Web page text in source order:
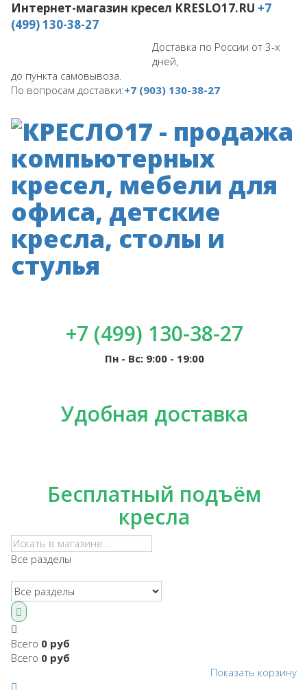
Интернет-магазин кресел KRESLO17.RU +7
(499) 130-38-27
Доставка по России от 3-х
дней,
до пункта самовывоза.
По вопросам доставки:+7 (903) 130-38-27
+7 (499) 130-38-27
Пн - Вс: 9:00 - 19:00
Удобная доставка
Бесплатный подъём
кресла
Все разделы
Всего 0 руб
Всего 0 руб
Показать корзину